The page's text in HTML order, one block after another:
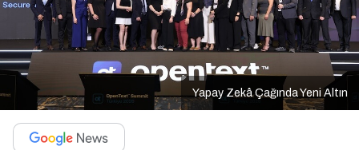
Yapay Zekâ Çağında Yeni Altın